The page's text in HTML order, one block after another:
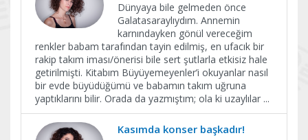
Dünyaya bile gelmeden önce
Galatasaraylıydım. Annemin
karnındayken gönül vereceğim
renkler babam tarafından tayin edilmiş, en ufacık bir
rakip takım iması/önerisi bile sert şutlarla etkisiz hale
getirilmişti. Kitabım Büyüyemeyenler’i okuyanlar nasıl
bir evde büyüdüğümü ve babamın takım uğruna
yaptıklarını bilir. Orada da yazmıştım; ola ki uzaylılar ...
Kasımda konser başkadır!